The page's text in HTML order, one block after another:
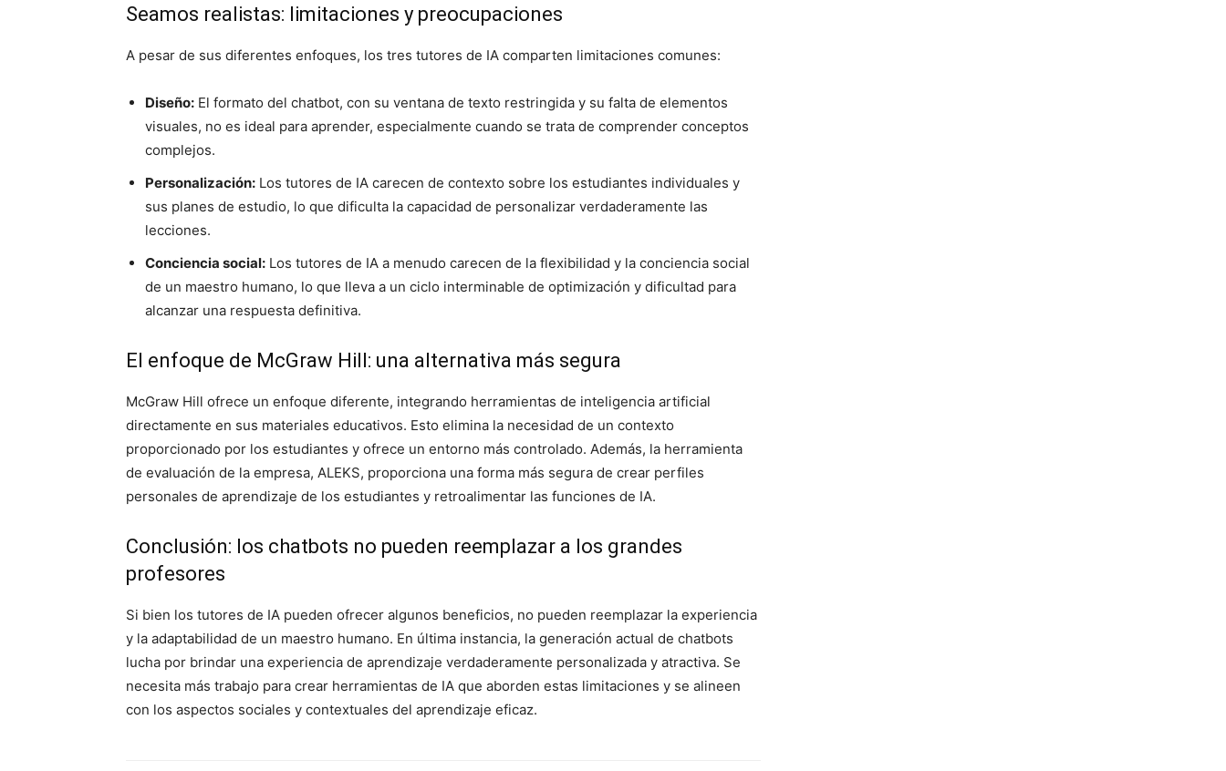
Seamos realistas: limitaciones y preocupaciones
A pesar de sus diferentes enfoques, los tres tutores de IA comparten limitaciones comunes:
Diseño: El formato del chatbot, con su ventana de texto restringida y su falta de elementos
visuales, no es ideal para aprender, especialmente cuando se trata de comprender conceptos
complejos.
Personalización: Los tutores de IA carecen de contexto sobre los estudiantes individuales y
sus planes de estudio, lo que dificulta la capacidad de personalizar verdaderamente las
lecciones.
Conciencia social: Los tutores de IA a menudo carecen de la flexibilidad y la conciencia social
de un maestro humano, lo que lleva a un ciclo interminable de optimización y dificultad para
alcanzar una respuesta definitiva.
El enfoque de McGraw Hill: una alternativa más segura
McGraw Hill ofrece un enfoque diferente, integrando herramientas de inteligencia artificial
directamente en sus materiales educativos. Esto elimina la necesidad de un contexto
proporcionado por los estudiantes y ofrece un entorno más controlado. Además, la herramienta
de evaluación de la empresa, ALEKS, proporciona una forma más segura de crear perfiles
personales de aprendizaje de los estudiantes y retroalimentar las funciones de IA.
Conclusión: los chatbots no pueden reemplazar a los grandes
profesores
Si bien los tutores de IA pueden ofrecer algunos beneficios, no pueden reemplazar la experiencia
y la adaptabilidad de un maestro humano. En última instancia, la generación actual de chatbots
lucha por brindar una experiencia de aprendizaje verdaderamente personalizada y atractiva. Se
necesita más trabajo para crear herramientas de IA que aborden estas limitaciones y se alineen
con los aspectos sociales y contextuales del aprendizaje eficaz.